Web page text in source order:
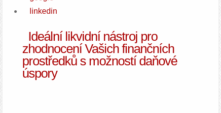
linkedin
Ideální likvidní nástroj pro
zhodnocení Vašich finančních
prostředků s možností daňové
úspory